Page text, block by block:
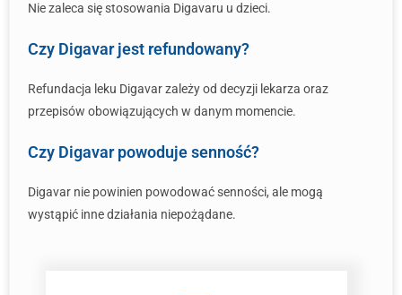
Nie zaleca się stosowania Digavaru u dzieci.
Czy Digavar jest refundowany?
Refundacja leku Digavar zależy od decyzji lekarza oraz
przepisów obowiązujących w danym momencie.
Czy Digavar powoduje senność?
Digavar nie powinien powodować senności, ale mogą
wystąpić inne działania niepożądane.